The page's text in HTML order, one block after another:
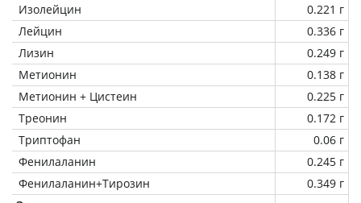
Изолейцин
0.221 г
Лейцин
0.336 г
Лизин
0.249 г
Метионин
0.138 г
Метионин + Цистеин
0.225 г
Треонин
0.172 г
Триптофан
0.06 г
Фенилаланин
0.245 г
Фенилаланин+Тирозин
0.349 г